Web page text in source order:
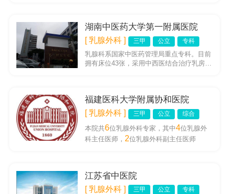
湖南中医药大学第一附属医院
[ 乳腺外科 ] 三甲 公立 专科
乳腺科系国家中医药管理局重点专科。目前
拥有床位43张，采用中西医结合治疗乳房疾
福建医科大学附属协和医院
[ 乳腺外科 ] 三甲 公立 综合
本院共6位乳腺外科专家，其中4位乳腺外
科主任医师，2位乳腺外科副主任医师
江苏省中医院
[ 乳腺外科 ] 三甲 公立 专科